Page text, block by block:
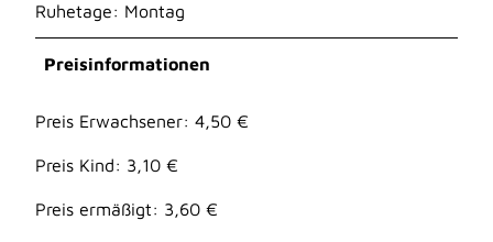
Ruhetage: Montag
Preisinformationen
Preis Erwachsener: 4,50 €
Preis Kind: 3,10 €
Preis ermäßigt: 3,60 €